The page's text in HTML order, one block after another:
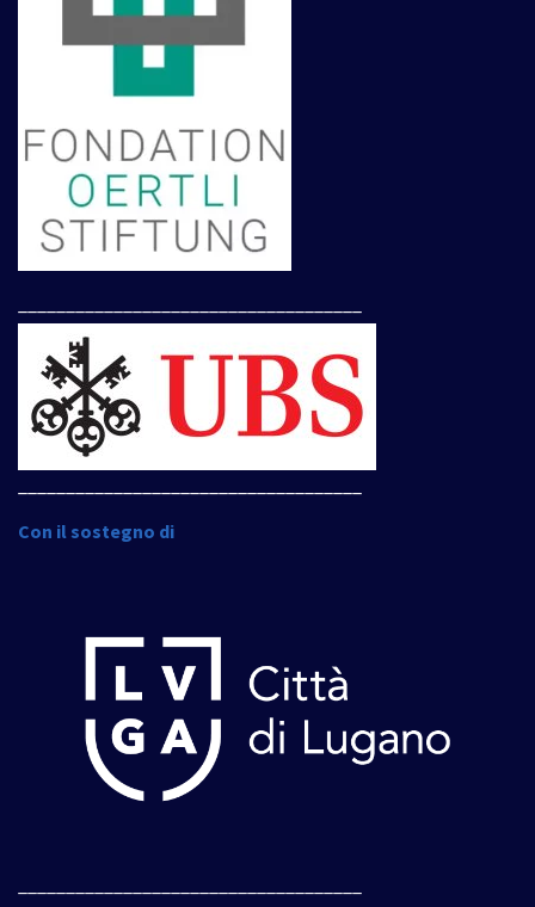
Con il sostegno di